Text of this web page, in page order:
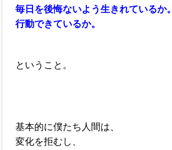
毎日を後悔ないよう生きれているか。
行動できているか。
ということ。
基本的に僕たち人間は、
変化を拒むし、